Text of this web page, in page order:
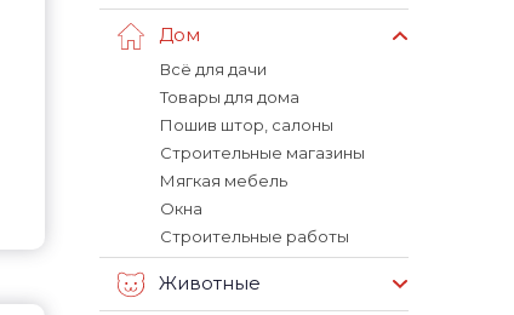
Дом
Всё для дачи
Товары для дома
Пошив штор, салоны
Строительные магазины
Мягкая мебель
Окна
Строительные работы
Животные